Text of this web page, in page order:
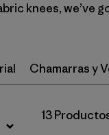
Filtrar por
Fit
Filtrar por
Features
Filtrar por
Materials &
knees, we’ve
Chamarras y
13